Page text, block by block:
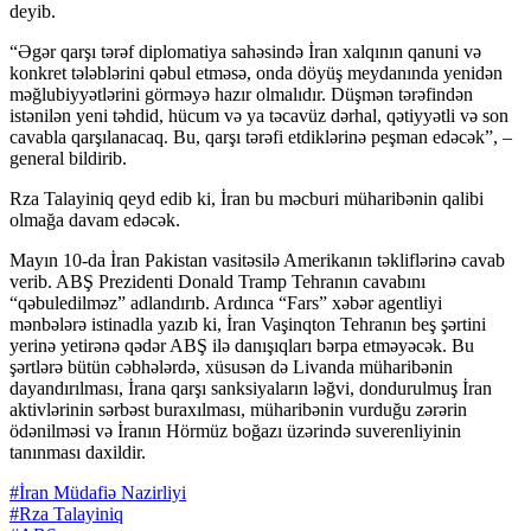
deyib.
“Əgər qarşı tərəf diplomatiya sahəsində İran xalqının qanuni və
konkret tələblərini qəbul etməsə, onda döyüş meydanında yenidən
məğlubiyyətlərini görməyə hazır olmalıdır. Düşmən tərəfindən
istənilən yeni təhdid, hücum və ya təcavüz dərhal, qətiyyətli və son
cavabla qarşılanacaq. Bu, qarşı tərəfi etdiklərinə peşman edəcək”, –
general bildirib.
Rza Talayiniq qeyd edib ki, İran bu məcburi müharibənin qalibi
olmağa davam edəcək.
Mayın 10-da İran Pakistan vasitəsilə Amerikanın təkliflərinə cavab
verib. ABŞ Prezidenti Donald Tramp Tehranın cavabını
“qəbuledilməz” adlandırıb. Ardınca “Fars” xəbər agentliyi
mənbələrə istinadla yazıb ki, İran Vaşinqton Tehranın beş şərtini
yerinə yetirənə qədər ABŞ ilə danışıqları bərpa etməyəcək. Bu
şərtlərə bütün cəbhələrdə, xüsusən də Livanda müharibənin
dayandırılması, İrana qarşı sanksiyaların ləğvi, dondurulmuş İran
aktivlərinin sərbəst buraxılması, müharibənin vurduğu zərərin
ödənilməsi və İranın Hörmüz boğazı üzərində suverenliyinin
tanınması daxildir.
#İran Müdafiə Nazirliyi
#Rza Talayiniq